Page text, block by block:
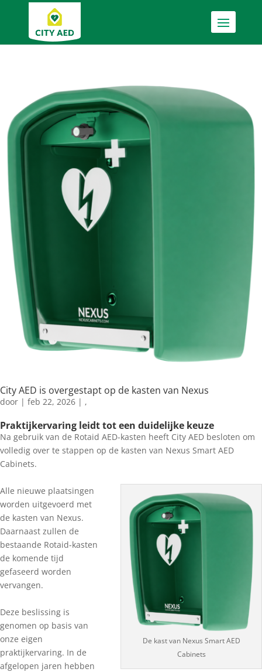
City AED is overgestapt op de kasten van Nexus
door | feb 22, 2026 | ,
Praktijkervaring leidt tot een duidelijke keuze
Na gebruik van de Rotaid AED-kasten heeft City AED besloten om
volledig over te stappen op de kasten van Nexus Smart AED
Cabinets.
De kast van Nexus Smart AED
Cabinets
Alle nieuwe plaatsingen
worden uitgevoerd met
de kasten van Nexus.
Daarnaast zullen de
bestaande Rotaid-kasten
de komende tijd
gefaseerd worden
vervangen.
Deze beslissing is
genomen op basis van
onze eigen
praktijkervaring. In de
afgelopen jaren hebben